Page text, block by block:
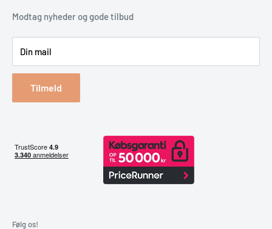
Erhverv & Byggeri
Betaling
Reklamation & retur
Bestil returlabel
Modtag nyheder og gode tilbud
Din mail
Tilmeld
Følg os!